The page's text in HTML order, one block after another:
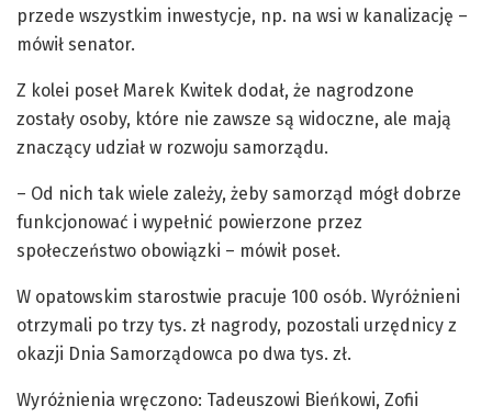
przede wszystkim inwestycje, np. na wsi w kanalizację –
mówił senator.
Z kolei poseł Marek Kwitek dodał, że nagrodzone
zostały osoby, które nie zawsze są widoczne, ale mają
znaczący udział w rozwoju samorządu.
– Od nich tak wiele zależy, żeby samorząd mógł dobrze
funkcjonować i wypełnić powierzone przez
społeczeństwo obowiązki – mówił poseł.
W opatowskim starostwie pracuje 100 osób. Wyróżnieni
otrzymali po trzy tys. zł nagrody, pozostali urzędnicy z
okazji Dnia Samorządowca po dwa tys. zł.
Wyróżnienia wręczono: Tadeuszowi Bieńkowi, Zofii